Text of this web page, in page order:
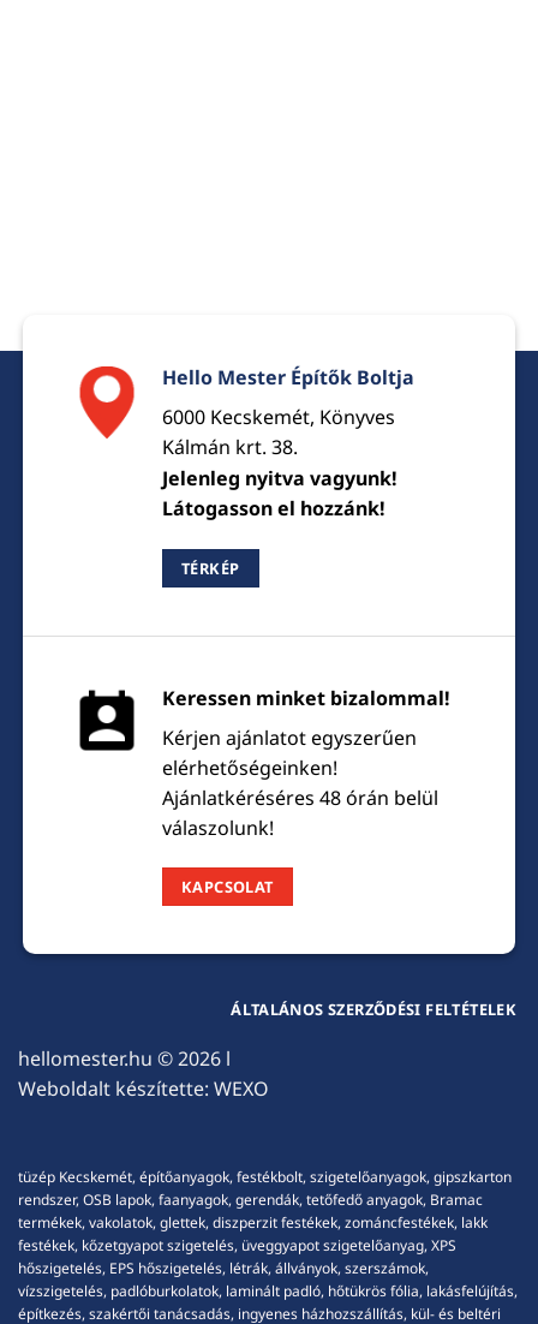
Hello Mester Építők Boltja
6000 Kecskemét, Könyves
Kálmán krt. 38.
Jelenleg nyitva vagyunk!
Látogasson el hozzánk!
TÉRKÉP
Keressen minket bizalommal!
Kérjen ajánlatot egyszerűen
elérhetőségeinken!
Ajánlatkéréséres 48 órán belül
válaszolunk!
KAPCSOLAT
hellomester.hu © 2026 l
Weboldalt készítette: WEXO
ÁLTALÁNOS SZERZŐDÉSI FELTÉTELEK
tüzép Kecskemét, építőanyagok, festékbolt, szigetelőanyagok, gipszkarton
rendszer, OSB lapok, faanyagok, gerendák, tetőfedő anyagok, Bramac
termékek, vakolatok, glettek, diszperzit festékek, zománcfestékek, lakk
festékek, kőzetgyapot szigetelés, üveggyapot szigetelőanyag, XPS
hőszigetelés, EPS hőszigetelés, létrák, állványok, szerszámok,
vízszigetelés, padlóburkolatok, laminált padló, hőtükrös fólia, lakásfelújítás,
építkezés, szakértői tanácsadás, ingyenes házhozszállítás, kül- és beltéri